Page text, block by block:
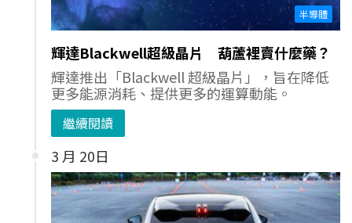
半導體
輝達Blackwell超級晶片 葫蘆裡賣什麼藥？
輝達推出「Blackwell 超級晶片」，旨在降低
更多能源消耗、提供更多的運算動能。
繼續閱讀
3 月 20日